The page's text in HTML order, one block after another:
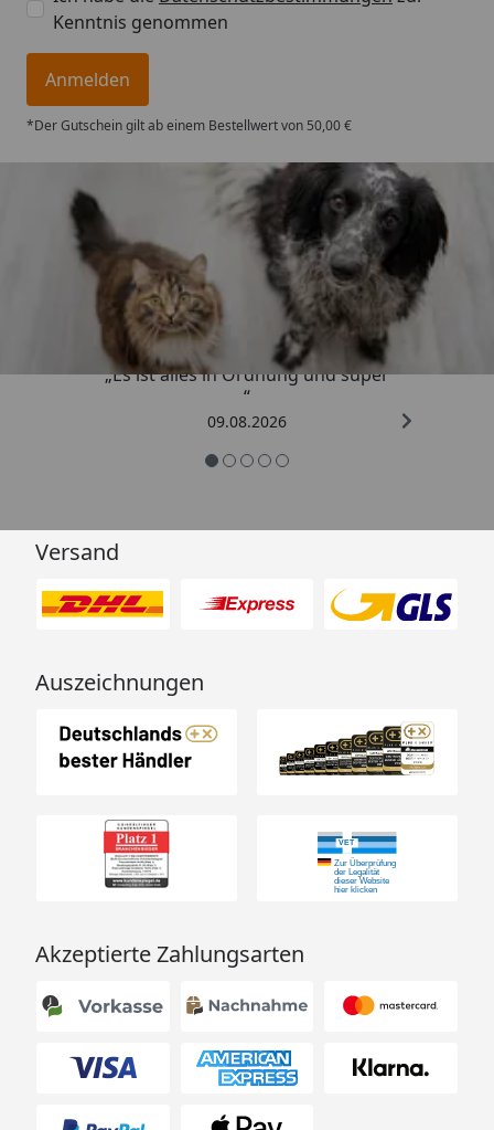
Kenntnis genommen
Anmelden
*Der Gutschein gilt ab einem Bestellwert von 50,00 €
Trusted Shops
4,73/ 5
„Es ist alles in Ordnung und super
“
09.08.2026
Versand
Auszeichnungen
Akzeptierte Zahlungsarten